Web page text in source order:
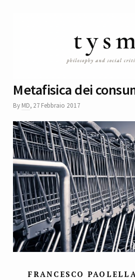
Metafisica dei
By MD, 27 Febbraio 2017
FRANCESCO